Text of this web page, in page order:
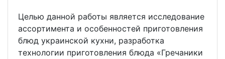
Целью данной работы является исследование
ассортимента и особенностей приготовления
блюд украинской кухни, разработка
технологии приготовления блюда «Гречаники